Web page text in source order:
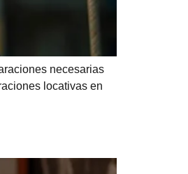
necesarias
locativas en